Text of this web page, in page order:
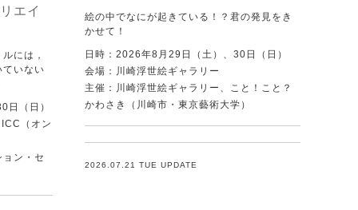
エイ
には，
ていない
日（日）
（オン
ン・セ
絵の中でなにが起きている！？君の発見をき
かせて！
日時：2026年8月29日（土）、30日（日）
会場：川崎浮世絵ギャラリー
主催：川崎浮世絵ギャラリー、こと！こと？
かわさき（川崎市・東京藝術大学）
2026.07.21 TUE UPDATE